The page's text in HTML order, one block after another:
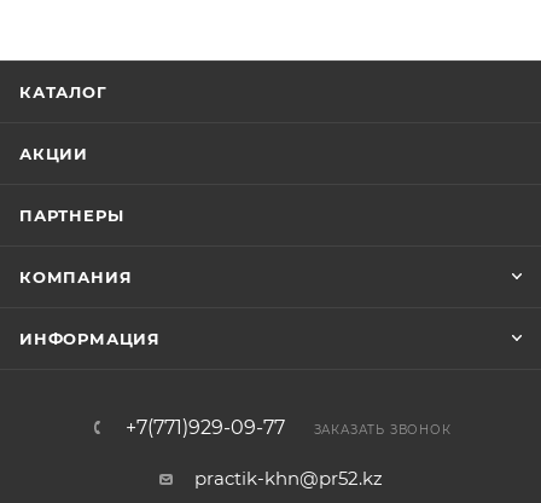
КАТАЛОГ
АКЦИИ
ПАРТНЕРЫ
КОМПАНИЯ
ИНФОРМАЦИЯ
+7(771)929-09-77 ЗАКАЗАТЬ ЗВОНОК
practik-khn@pr52.kz